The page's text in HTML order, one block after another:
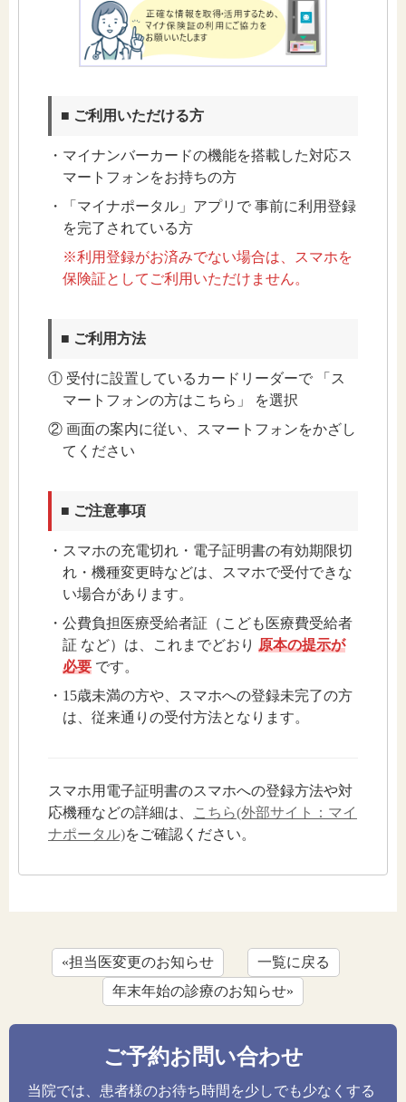
■ ご利用いただける方
・マイナンバーカードの機能を搭載した対応ス
マートフォンをお持ちの方
・「マイナポータル」アプリで 事前に利用登録
を完了されている方
※利用登録がお済みでない場合は、スマホを
保険証としてご利用いただけません。
■ ご利用方法
① 受付に設置しているカードリーダーで 「ス
マートフォンの方はこちら」 を選択
② 画面の案内に従い、スマートフォンをかざし
てください
■ ご注意事項
・スマホの充電切れ・電子証明書の有効期限切
れ・機種変更時などは、スマホで受付できな
い場合があります。
・公費負担医療受給者証（こども医療費受給者
証 など）は、これまでどおり 原本の提示が
必要 です。
・15歳未満の方や、スマホへの登録未完了の方
は、従来通りの受付方法となります。
スマホ用電子証明書のスマホへの登録方法や対
応機種などの詳細は、
こちら(外部サイト：マイ
ナポータル)をご確認ください。
«担当医変更のお知らせ
一覧に戻る
年末年始の診療のお知らせ»
ご予約お問い合わせ
当院では、患者様のお待ち時間を少しでも少なくする